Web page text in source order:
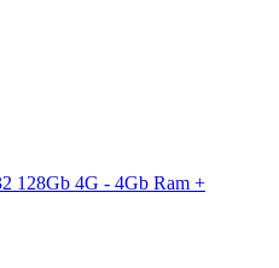
128Gb 4G - 4Gb Ram +